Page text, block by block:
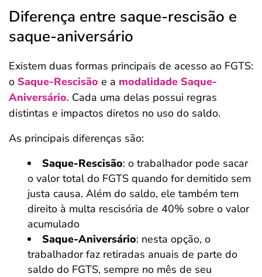
Diferença entre saque-rescisão e
saque-aniversário
Existem duas formas principais de acesso ao FGTS:
o Saque-Rescisão e a modalidade Saque-
Aniversário. Cada uma delas possui regras
distintas e impactos diretos no uso do saldo.
As principais diferenças são:
Saque-Rescisão: o trabalhador pode sacar
o valor total do FGTS quando for demitido sem
justa causa. Além do saldo, ele também tem
direito à multa rescisória de 40% sobre o valor
acumulado
Saque-Aniversário: nesta opção, o
trabalhador faz retiradas anuais de parte do
saldo do FGTS, sempre no mês de seu